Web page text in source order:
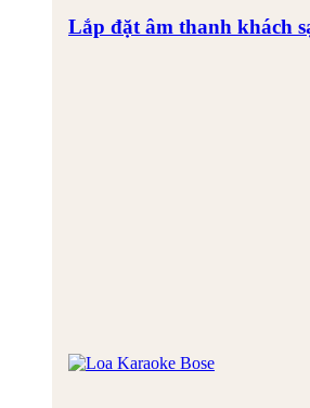
Lắp đặt âm thanh khách